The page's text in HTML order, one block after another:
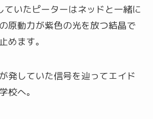
ていたピーターはネッドと一緒に
原動力が紫色の光を放つ結晶で
めます。
発していた信号を辿ってエイド
校へ。